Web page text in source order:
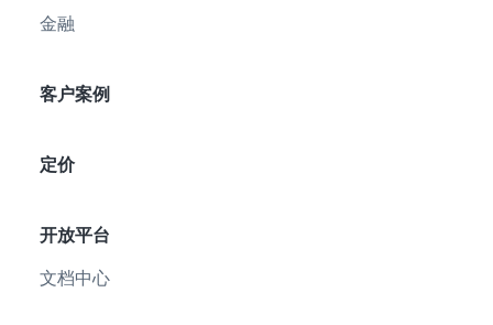
金融
客户案例
定价
开放平台
文档中心